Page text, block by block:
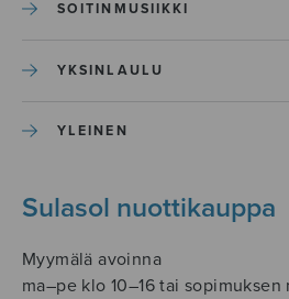
SOITINMUSIIKKI
YKSINLAULU
YLEINEN
Sulasol nuottikauppa
Myymälä avoinna
ma–pe klo 10–16 tai sopimuksen